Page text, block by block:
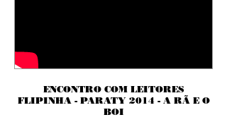
ENCONTRO COM LEITORES
FLIPINHA - PARATY 2014 - A RÃ E O
BOI